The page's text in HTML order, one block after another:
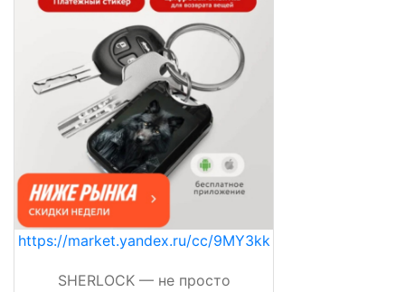
https://market.yandex.ru/cc/9MY3kk
SHERLOCK — не просто